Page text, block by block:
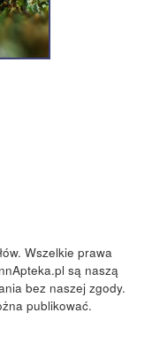
Wszelkie prawa
są naszą
bez naszej zgody.
publikować.